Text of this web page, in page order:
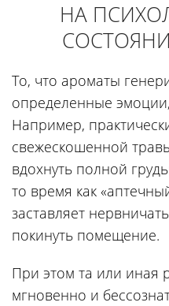
НА
То, что ароматы
определенные
Например,
свежескошенной
вдохнуть полной
то время как
заставляет
покинуть помещение.
При этом та или иная
мгновенно и